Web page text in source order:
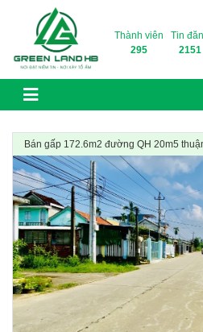
Skip to content
Thành viên
295
Tin
2151
Bán gấp 172.6m2 đường QH 20m5